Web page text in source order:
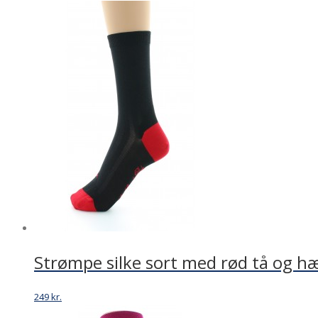
Strømpe silke sort med rød tå og
249kr.